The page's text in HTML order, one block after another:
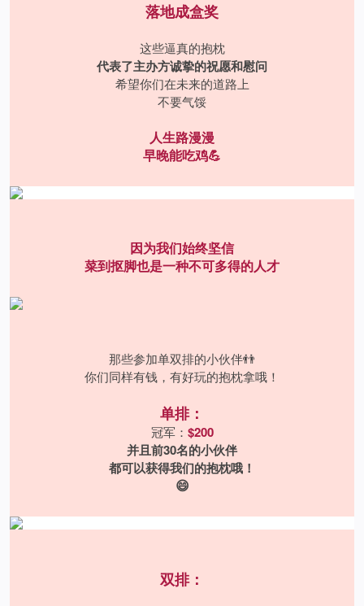
落地成盒奖
这些逼真的抱枕
代表了主办方诚挚的祝愿和慰问
希望你们在未来的道路上
不要气馁
人生路漫漫
早晚能吃鸡💪
因为我们始终坚信
菜到抠脚也是一种不可多得的人才
那些参加单双排的小伙伴👬
你们同样有钱，有好玩的抱枕拿哦！
单排：
冠军： $200
并且前30名的小伙伴
都可以获得我们的抱枕哦！
😄
双排：